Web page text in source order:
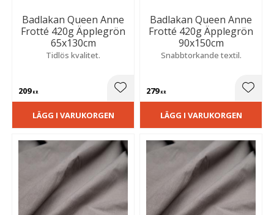
Badlakan Queen Anne
Frotté 420g Äpplegrön
65x130cm
Tidlös kvalitet.
209KR Lägg till i favoriter
LÄGG I VARUKORGEN
Badlakan Queen Anne
Frotté 420g Äpplegrön
90x150cm
Snabbtorkande textil.
279KR
LÄGG I VARUKORGEN